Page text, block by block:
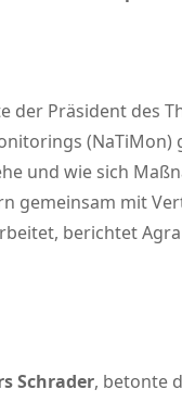
der Präsident des
und wie sich
gemeinsam mit
berichtet
Schrader, betonte